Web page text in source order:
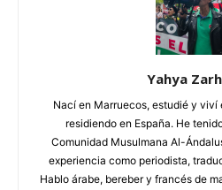
Yahya
Nací en Marruecos, estudié y viví
residiendo en España. He
Comunidad Musulmana Al-
experiencia como periodista,
Hablo árabe, bereber y francés de